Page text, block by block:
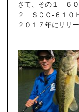
さて、その１ ６０
２ ＳＣＣ-６１０
２０１７年にリリ